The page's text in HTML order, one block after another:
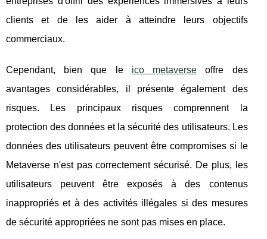
clients et de les aider à atteindre leurs objectifs
commerciaux.
Cependant, bien que le ico metaverse offre des
avantages considérables, il présente également des
risques. Les principaux risques comprennent la
protection des données et la sécurité des utilisateurs. Les
données des utilisateurs peuvent être compromises si le
Metaverse n'est pas correctement sécurisé. De plus, les
utilisateurs peuvent être exposés à des contenus
inappropriés et à des activités illégales si des mesures
de sécurité appropriées ne sont pas mises en place.